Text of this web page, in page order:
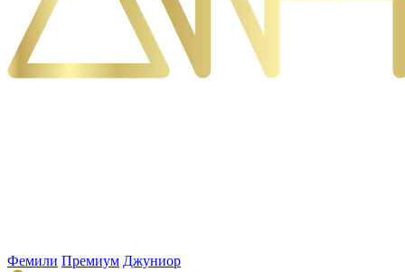
Фемили Премиум Джуниор